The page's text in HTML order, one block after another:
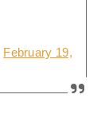
February 19,